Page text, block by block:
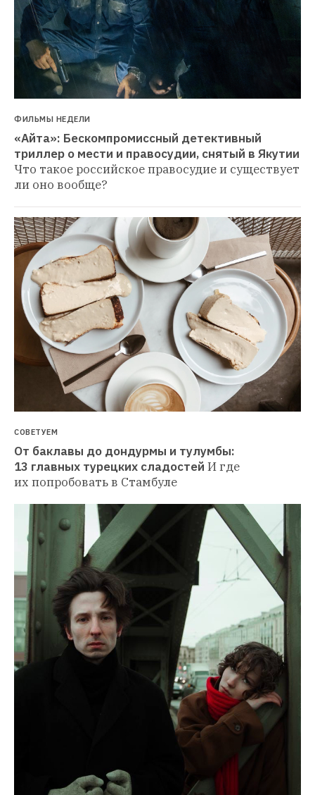
ФИЛЬМЫ НЕДЕЛИ
«Айта»: Бескомпромиссный детективный
триллер о мести и правосудии, снятый в Якутии
Что такое российское правосудие и существует
ли оно вообще?
СОВЕТУЕМ
От баклавы до дондурмы и тулумбы:
13 главных турецких сладостей И где
их попробовать в Стамбуле